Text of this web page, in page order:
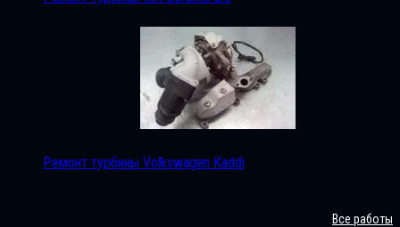
Ремонт турбины Volkswagen Kaddi
Все работы